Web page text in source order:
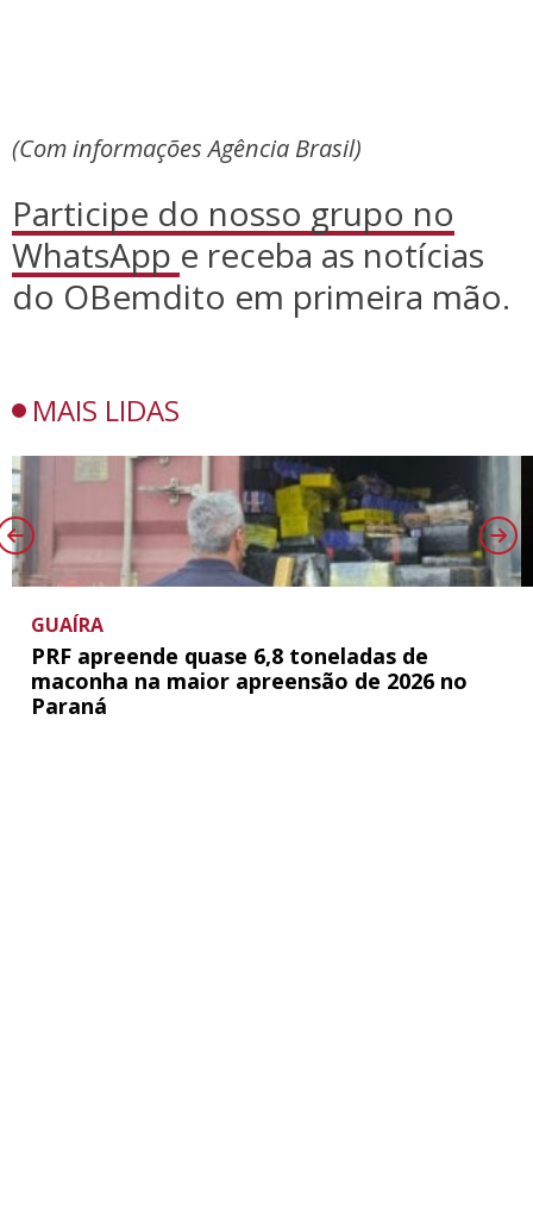
(Com informações Agência Brasil)
Participe do nosso grupo no
WhatsApp e receba as notícias
do OBemdito em primeira mão.
MAIS LIDAS
GUAÍRA
PRF apreende quase 6,8 toneladas de
maconha na maior apreensão de 2026 no
Paraná